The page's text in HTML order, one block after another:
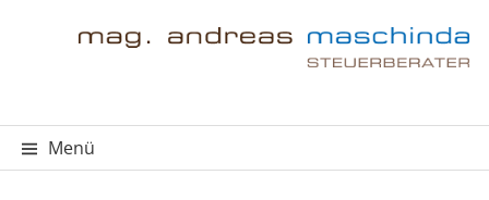
Menü